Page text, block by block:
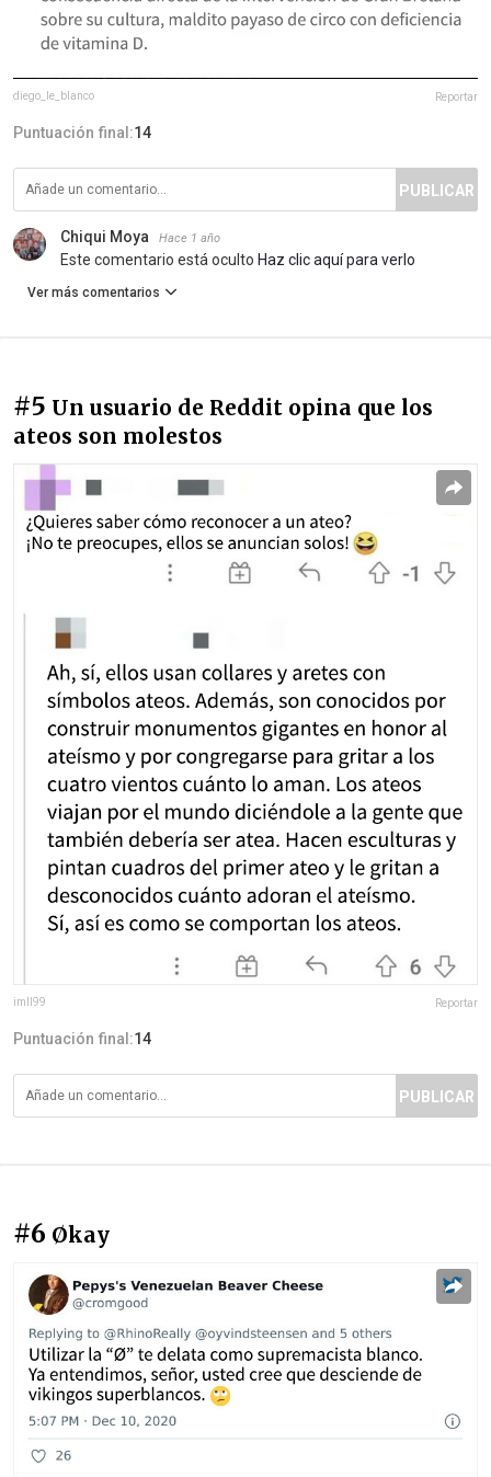
diego_le_blanco Reportar
Puntuación final:14
PUBLICAR
Chiqui Moya Hace 1 año
Este comentario está oculto Haz clic aquí para verlo
Ver más comentarios
#5 Un usuario de Reddit opina que los
ateos son molestos
imll99 Reportar
Puntuación final:14
PUBLICAR
#6 Økay